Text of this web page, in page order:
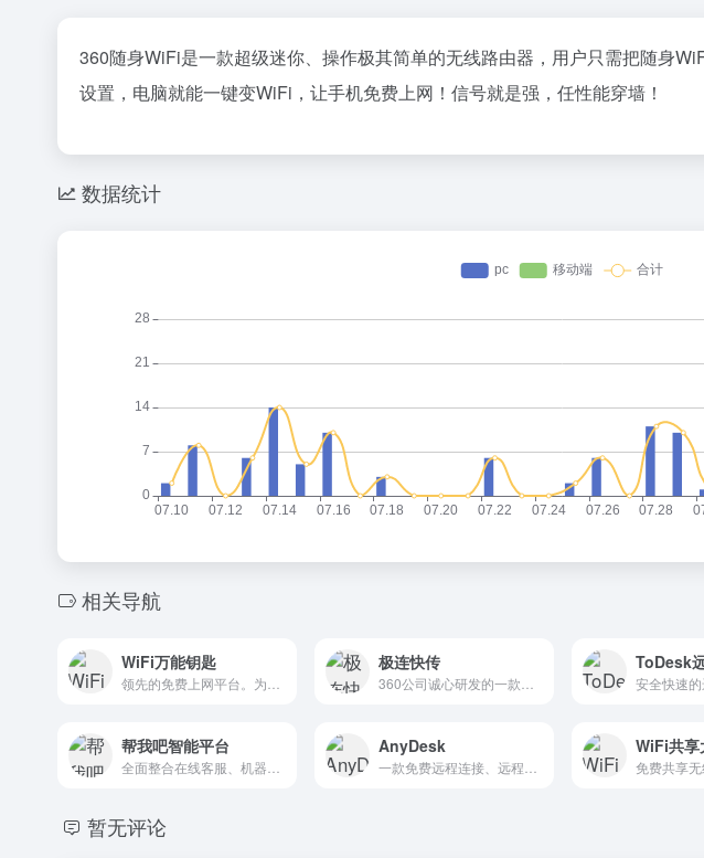
360随身WiFi是一款超级迷你、操作极其简单的无线路由器，用户只需把随身
设置，电脑就能一键变WiFi，让手机免费上网！信号就是强，任性能穿墙！
数据统计
相关导航
WiFi万能钥匙 极连快传 ToDesk
安全快速
帮我吧智能平台 AnyDesk WiFi共享
暂无评论